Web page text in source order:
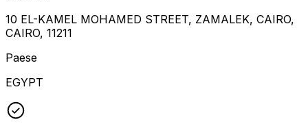
10 EL-KAMEL MOHAMED STREET, ZAMALEK, CAIRO,
CAIRO, 11211
Paese
EGYPT